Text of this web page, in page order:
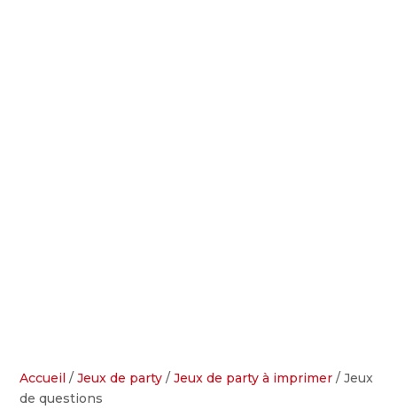
Accueil /Jeux de party /Jeux de party à imprimer / Jeux
de questions